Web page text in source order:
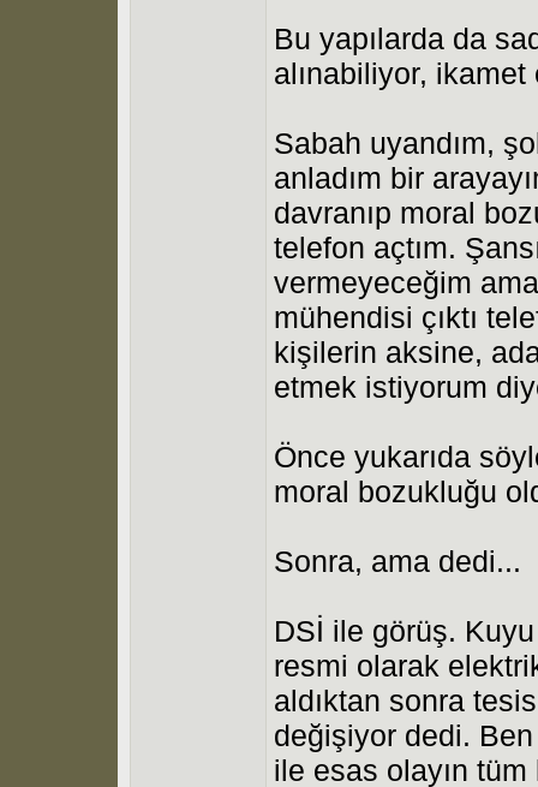
Bu yapılarda da
alınabiliyor,
Sabah uyandım,
anladım bir
davranıp moral
telefon açtım.
vermeyeceğim
mühendisi çıktı
kişilerin aksine,
etmek istiyorum
Önce yukarıda
moral bozukluğu
Sonra, ama dedi...
DSİ ile görüş.
resmi olarak
aldıktan sonra
değişiyor dedi. Ben
ile esas olayın tüm